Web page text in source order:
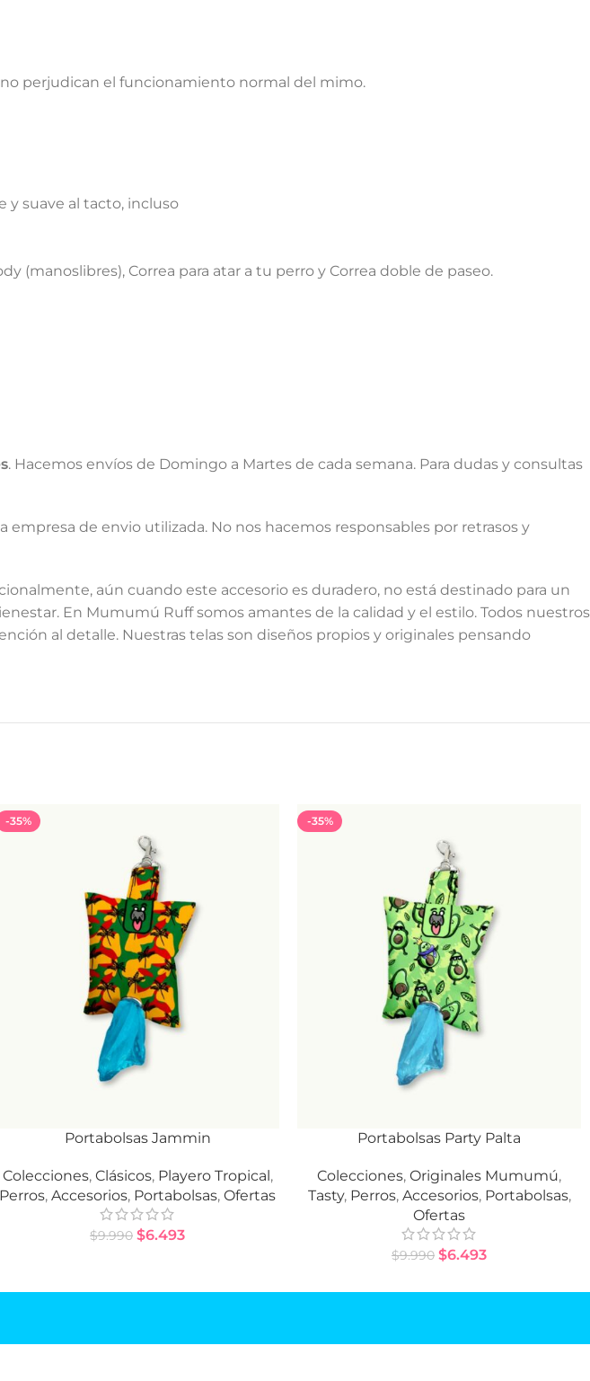
perjudican el funcionamiento normal del mimo.
y suave al tacto, incluso
(manoslibres), Correa para atar a tu perro y Correa doble de paseo.
. Hacemos envíos de Domingo a Martes de cada semana. Para dudas y consultas
de envio utilizada. No nos hacemos responsables por retrasos y
aún cuando este accesorio es duradero, no está destinado para un
En Mumumú Ruff somos amantes de la calidad y el estilo. Todos nuestros
al detalle. Nuestras telas son diseños propios y originales pensando
-35%
AÑADIR AL CARRITOPortabolsas Jammin
Colecciones, Clásicos, Playero Tropical,
Perros, Accesorios, Portabolsas, Ofertas
$9.990 $6.493
-35%
AÑADIR AL CARRITO
Portabolsas Party Palta
Colecciones, Originales Mumumú,
Tasty, Perros, Accesorios, Portabolsas,
Ofertas
$9.990 $6.493